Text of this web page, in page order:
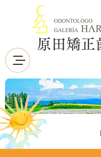
原田矯正